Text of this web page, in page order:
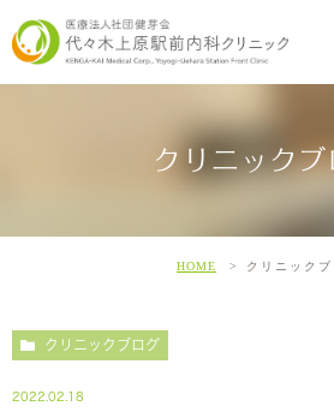
クリニックブ
HOME クリニックブ
クリニックブログ
2022.02.18